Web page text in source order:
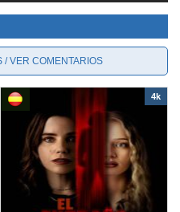
/ VER COMENTARIOS
4k